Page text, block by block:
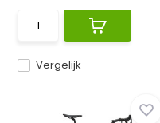
Vergelijk